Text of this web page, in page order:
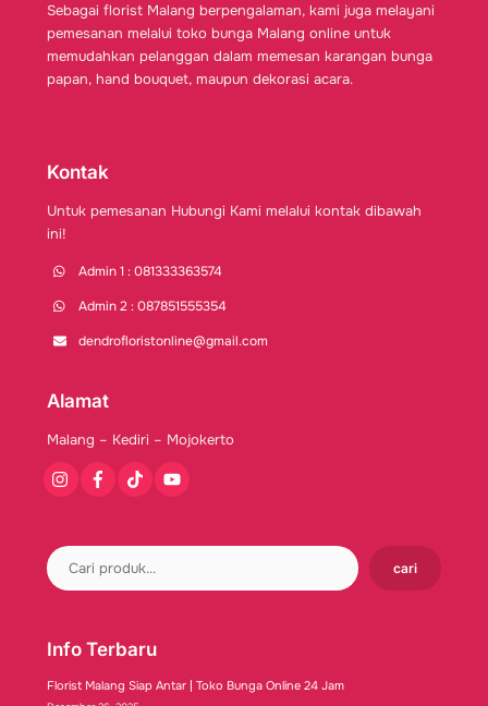
Sebagai florist Malang berpengalaman, kami juga melayani
pemesanan melalui toko bunga Malang online untuk
memudahkan pelanggan dalam memesan karangan bunga
papan, hand bouquet, maupun dekorasi acara.
Kontak
Untuk pemesanan Hubungi Kami melalui kontak dibawah
ini!
Admin 1 : 081333363574
Admin 2 : 087851555354
dendrofloristonline@gmail.com
Alamat
Malang – Kediri – Mojokerto
InstagramFacebook
TiktokYoutube
cari
Info Terbaru
Florist Malang Siap Antar | Toko Bunga Online 24 Jam